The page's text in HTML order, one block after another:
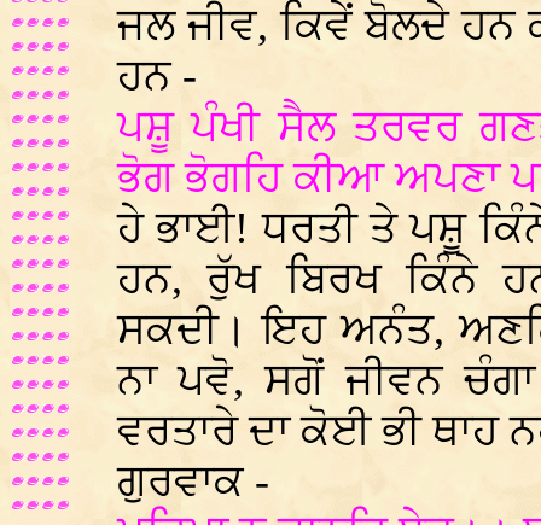
ਜਲ ਜੀਵ, ਕਿਵੇਂ ਬੋਲਦੇ ਹਨ
ਹਨ -
ਪਸ਼ੂ ਪੰਖੀ ਸੈਲ ਤਰਵਰ
ਭੋਗ ਭੋਗਹਿ ਕੀਆ ਅਪਣਾ
ਹੇ ਭਾਈ! ਧਰਤੀ ਤੇ ਪਸ਼ੂ
ਹਨ, ਰੁੱਖ ਬਿਰਖ ਕਿੰਨੇ
ਸਕਦੀ। ਇਹ ਅਨੰਤ,
ਨਾ ਪਵੋ, ਸਗੋਂ ਜੀਵਨ
ਵਰਤਾਰੇ ਦਾ ਕੋਈ ਭੀ ਥਾਹ
ਗੁਰਵਾਕ -